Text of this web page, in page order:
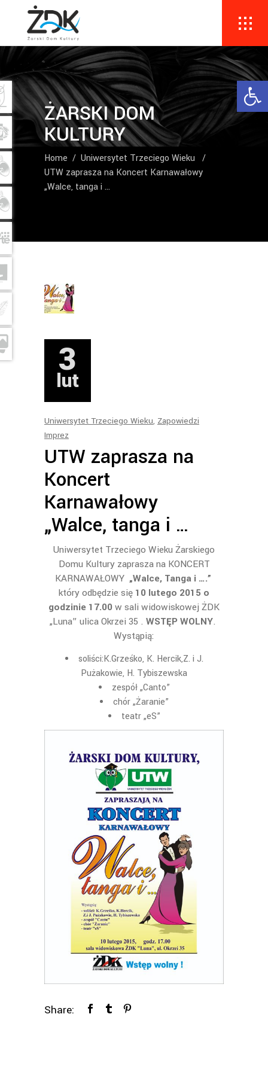
ŻARSKI DOM
KULTURY
Home / Uniwersytet Trzeciego Wieku
/
UTW zaprasza na Koncert Karnawałowy
„Walce, tanga i …
3
lut
Uniwersytet Trzeciego Wieku, Zapowiedzi
Imprez
UTW zaprasza na
Koncert
Karnawałowy
„Walce, tanga i …
Uniwersytet Trzeciego Wieku Żarskiego
Domu Kultury zaprasza na KONCERT
KARNAWAŁOWY „Walce, Tanga i ….”
który odbędzie się 10 lutego 2015 o
godzinie 17.00w sali widowiskowej ŻDK
„Luna” ulica Okrzei 35 . WSTĘP WOLNY.
Wystąpią:
soliści:K.Grześko, K. Hercik,Z. i J.
Pużakowie, H. Tybiszewska
zespół „Canto”
chór „Żaranie”
teatr „eS”
Share: